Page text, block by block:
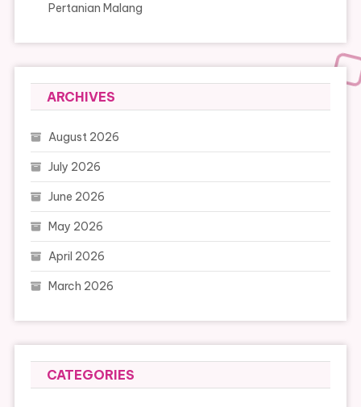
Pertanian Malang
ARCHIVES
August 2026
July 2026
June 2026
May 2026
April 2026
March 2026
CATEGORIES